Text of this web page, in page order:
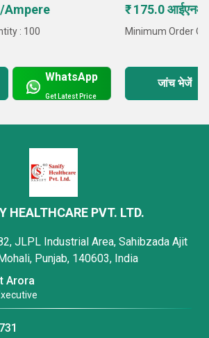
Ampere
: 100
WhatsApp
Get Latest Price
₹ 175.0
Minimum Order
जांच भेजें
HEALTHCARE PVT. LTD.
JLPL Industrial Area, Sahibzada Ajit
Punjab, 140603, India
Arora